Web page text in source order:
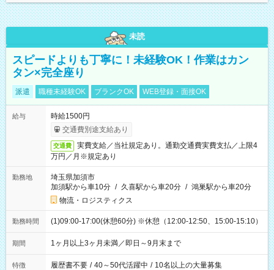
未読
スピードよりも丁寧に！未経験OK！作業はカン
タン×完全座り
派遣 職種未経験OK ブランクOK WEB登録・面接OK
給与
時給1500円
交通費別途支給あり
交通費
実費支給／当社規定あり。通勤交通費実費支払／上限4
万円／月※規定あり
勤務地
埼玉県加須市
加須駅から車10分 / 久喜駅から車20分 / 鴻巣駅から車20分
物流・ロジスティクス
勤務時間 (1)09:00-17:00(休憩60分) ※休憩（12:00-12:50、15:00-15:10）
期間 1ヶ月以上3ヶ月未満／即日～9月末まで
特徴 履歴書不要 / 40～50代活躍中 / 10名以上の大量募集